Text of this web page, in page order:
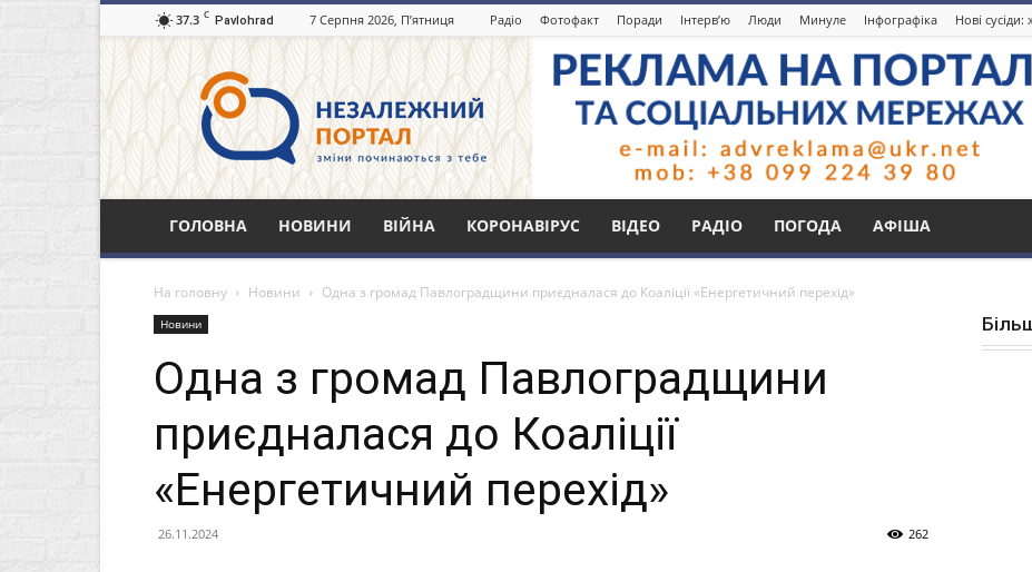
37.3 C Pavlohrad 7 Серпня 2026, П’ятниця Радіо Фотофакт Поради Інтерв’ю Люди Минуле Інфографіка Нові
Незалежний
портал
Павлоград.dp.ua
ГОЛОВНА НОВИНИ ВІЙНА КОРОНАВІРУС ВІДЕО РАДІО ПОГОДА АФІША
На головну Новини Одна з громад Павлоградщини приєдналася до Коаліції «Енергетичний перехід»
Новини
Одна з громад Павлоградщини
приєдналася до Коаліції
«Енергетичний перехід»
26.11.2024 262